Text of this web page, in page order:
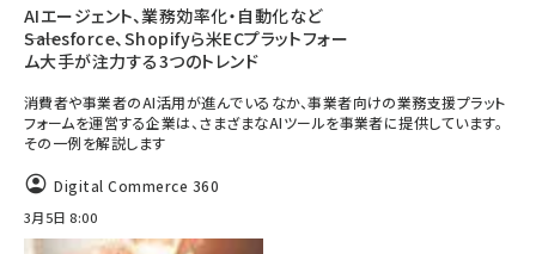
AIエージェント、業務効率化・自動化など
――Salesforce、Shopifyら米ECプラットフォー
ム大手が注力する3つのトレンド
消費者や事業者のAI活用が進んでいるなか、事業者向けの業務支援プラット
フォームを運営する企業は、さまざまなAIツールを事業者に提供しています。
その一例を解説します
Digital Commerce 360
3月5日 8:00